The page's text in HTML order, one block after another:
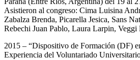
Asistieron al congreso: Cima Luisina
Zabalza Brenda, Picarella Jesica, Sans
Rebechi Juan Pablo, Laura Larpin, Veggi
2015 – “Dispositivo de Formación (DF)
Experiencia del Voluntariado